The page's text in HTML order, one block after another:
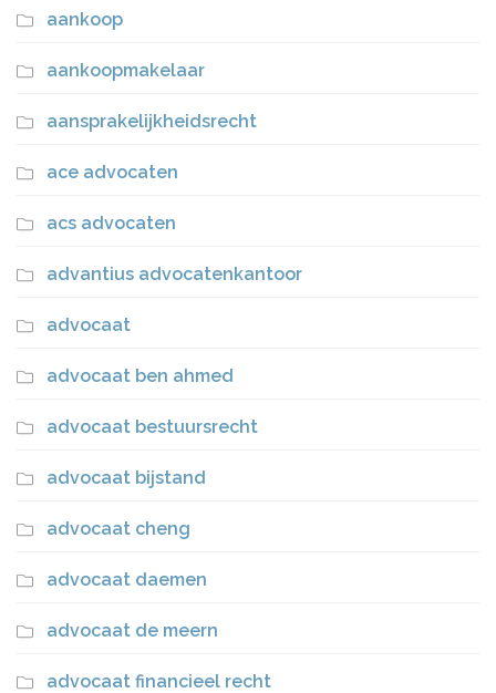
aankoop
aankoopmakelaar
aansprakelijkheidsrecht
ace advocaten
acs advocaten
advantius advocatenkantoor
advocaat
advocaat ben ahmed
advocaat bestuursrecht
advocaat bijstand
advocaat cheng
advocaat daemen
advocaat de meern
advocaat financieel recht